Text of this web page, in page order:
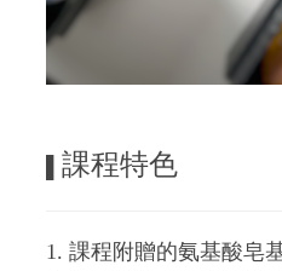
課程特色
1. 課程附贈的氨基酸皂